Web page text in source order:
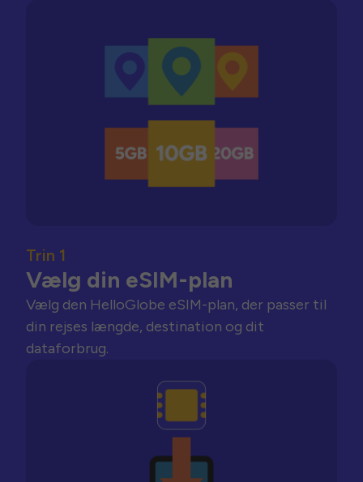
Trin 1
Vælg din eSIM-plan
Vælg den HelloGlobe eSIM-plan, der passer til
din rejses længde, destination og dit
dataforbrug.